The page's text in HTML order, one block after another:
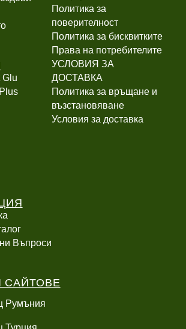
Glu
Политика за
поверителност
Политика за бисквитките
Права на потребителите
УСЛОВИЯ ЗА
ДОСТАВКА
Политика за връщане и
възстановяване
Условия за доставка
Въпроси
САЙТОВЕ
Румъния